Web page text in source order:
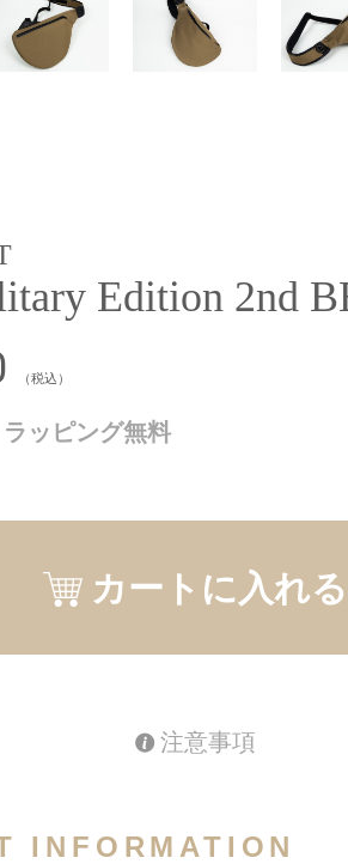
Edition 2nd
（税込）
ッピング無料
カートに入れる
注意事項
INFORMATION